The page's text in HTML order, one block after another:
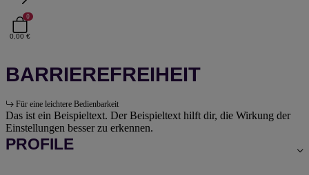
0
0,00 €
BARRIEREFREIHEIT
Für eine leichtere Bedienbarkeit
Das ist ein Beispieltext. Der Beispieltext hilft dir, die Wirkung der
Einstellungen besser zu erkennen.
PROFILE